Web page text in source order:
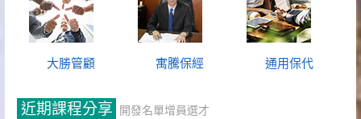
大勝管顧 寓騰保經 通用保代
近期課程分享 開發名單增員選才